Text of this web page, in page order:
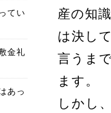
てい
金礼
あっ
産の知
は決し
言うま
ます。
しかし